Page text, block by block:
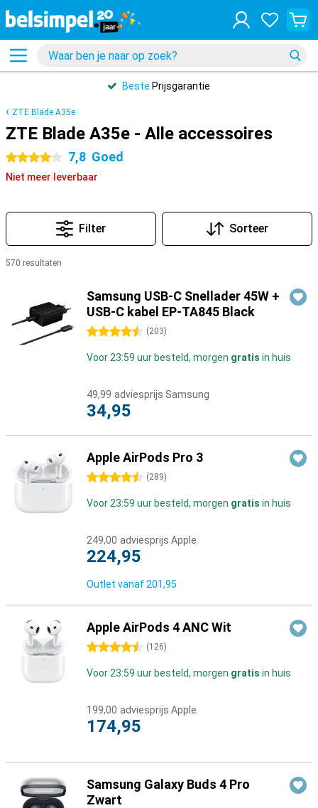
Beste Prijsgarantie
ZTE Blade A35e
ZTE Blade A35e - Alle accessoires
4 sterren 7,8 Goed
Niet meer leverbaar
Filter Sorteer
570 resultaten
Samsung USB-C Snellader 45W +
USB-C kabel EP-TA845 Black
4.5 sterren (203)
Voor 23:59 uur besteld, morgen gratis in huis
49,99 adviesprijs Samsung
34,95
Apple AirPods Pro 3
4.5 sterren (289)
Voor 23:59 uur besteld, morgen gratis in huis
249,00 adviesprijs Apple
224,95
Outlet vanaf 201,95
Apple AirPods 4 ANC Wit
4.5 sterren (126)
Voor 23:59 uur besteld, morgen gratis in huis
199,00 adviesprijs Apple
174,95
Samsung Galaxy Buds 4 Pro
Zwart